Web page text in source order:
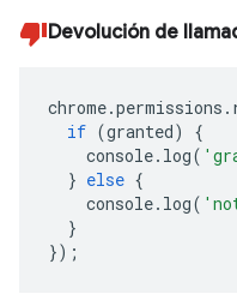
Devolución de
chrome.permissions .
if (granted)
{
console. log(
} else {
console. log(
}
});